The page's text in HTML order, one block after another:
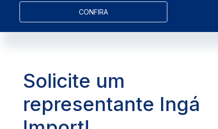
CONFIRA
Solicite um
representante Ingá